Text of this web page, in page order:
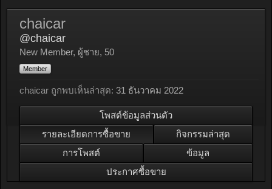
chaicar
@chaicar
New Member, ผู้ชาย, 50
Member
chaicar ถูกพบเห็นล่าสุด: 31 ธันวาคม 2022
โพสต์ข้อมูลส่วนตัว
รายละเอียดการซื้อขาย
กิจกรรมล่าสุด
การโพสต์
ข้อมูล
ประกาศซื้อขาย